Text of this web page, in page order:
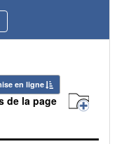
en ligne
de la page